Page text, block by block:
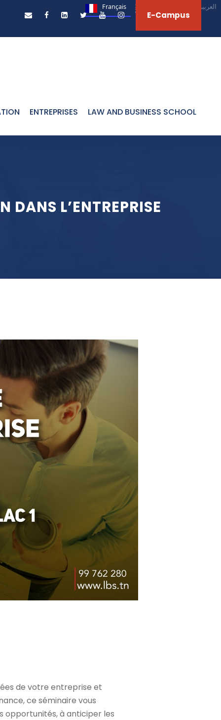
Français العربية‏
E-Campus
ENTREPRISES LAW AND BUSINESS SCHOOL
DANS L’ENTREPRISE
de votre entreprise et
ce séminaire vous
opportunités, à anticiper les